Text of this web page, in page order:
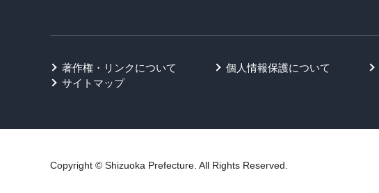
著作権・リンクについて 個人情報保護について
サイトマップ
Copyright © Shizuoka Prefecture. All Rights Reserved.